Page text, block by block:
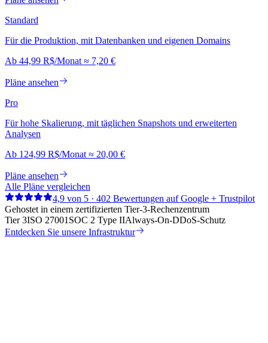
Standard
Für die Produktion, mit Datenbanken und eigenen Domains
Ab 44,99 R$/Monat ≈ 7,20 €
Pläne ansehen
Pro
Für hohe Skalierung, mit täglichen Snapshots und erweiterten
Analysen
Ab 124,99 R$/Monat ≈ 20,00 €
Pläne ansehen
Alle Pläne vergleichen
4,9 von 5 · 402 Bewertungen auf Google + Trustpilot
Gehostet in einem zertifizierten Tier-3-Rechenzentrum
Tier 3ISO 27001 SOC 2 Type IIAlways-On-DDoS-Schutz
Entdecken Sie unsere Infrastruktur